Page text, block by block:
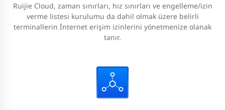
Ruijie Cloud, zaman sınırları, hız sınırları ve engelleme/izin
verme listesi kurulumu da dahil olmak üzere belirli
terminallerin İnternet erişim izinlerini yönetmenize olanak
tanır.